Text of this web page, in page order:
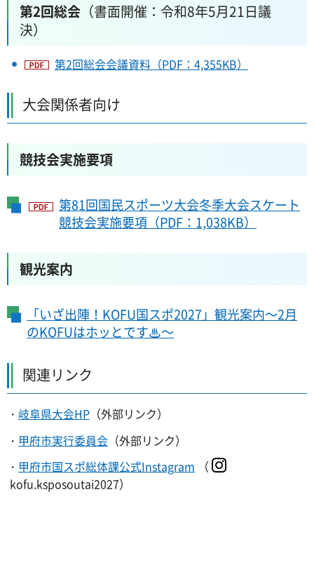
第2回総会 （書面開催：令和8年5月21日議
決）
第2回総会会議資料（PDF：4,355KB）
大会関係者向け
競技会実施要項
第81回国民スポーツ大会冬季大会スケート
競技会実施要項（PDF：1,038KB）
観光案内
「いざ出陣！KOFU国スポ2027」観光案内～2月
のKOFUはホッとです♨～
関連リンク
・ 岐阜県大会HP （外部リンク）
・ 甲府市実行委員会 （外部リンク）
・ 甲府市国スポ総体課公式Instagram （
kofu.ksposoutai2027）